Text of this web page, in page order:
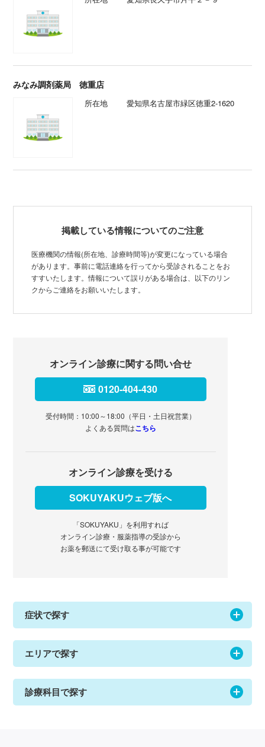
みなみ調剤薬局 徳重店
所在地 愛知県名古屋市緑区徳重2-1620
掲載している情報についてのご注意
医療機関の情報(所在地、診療時間等)が変更になっている場合
があります。事前に電話連絡を行ってから受診されることをお
すすいたします。情報について誤りがある場合は、以下のリン
クからご連絡をお願いいたします。
オンライン診療に関する問い合せ
0120-404-430
受付時間：10:00～18:00（平日・土日祝営業）
よくある質問はこちら
オンライン診療を受ける
SOKUYAKUウェブ版へ
「SOKUYAKU」を利用すれば
オンライン診療・服薬指導の受診から
お薬を郵送にて受け取る事が可能です
症状で探す
エリアで探す
診療科目で探す